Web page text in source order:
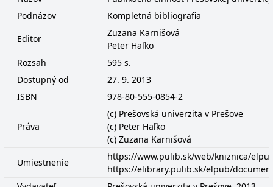
Podnázov
Kompletná bibliografia
Editor
Zuzana Karnišová
Peter Haľko
Rozsah
595 s.
Dostupný od
27. 9. 2013
ISBN
978-80-555-0854-2
Práva
(c) Prešovská univerzita v Prešove
(c) Peter Haľko
(c) Zuzana Karnišová
Umiestnenie
https://www.pulib.sk/web/kniznica/
https://elibrary.pulib.sk/elpub/